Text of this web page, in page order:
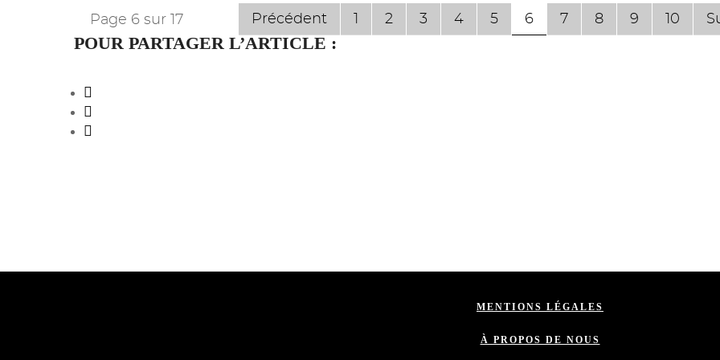
Précédent 2 3 4 5 6 7 8 9 10
Page 6 sur 17
POUR PARTAGER L’ARTICLE :
MENTIONS LÉGALES
À PROPOS DE NOUS